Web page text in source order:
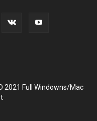
2021 Full Windowns/Mac